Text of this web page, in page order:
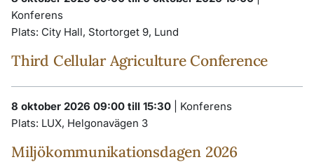
Konferens
Plats: City Hall, Stortorget 9, Lund
Third Cellular Agriculture Conference
8 oktober 2026 09:00 till 15:30
Konferens
Plats: LUX, Helgonavägen 3
Miljökommunikationsdagen 2026